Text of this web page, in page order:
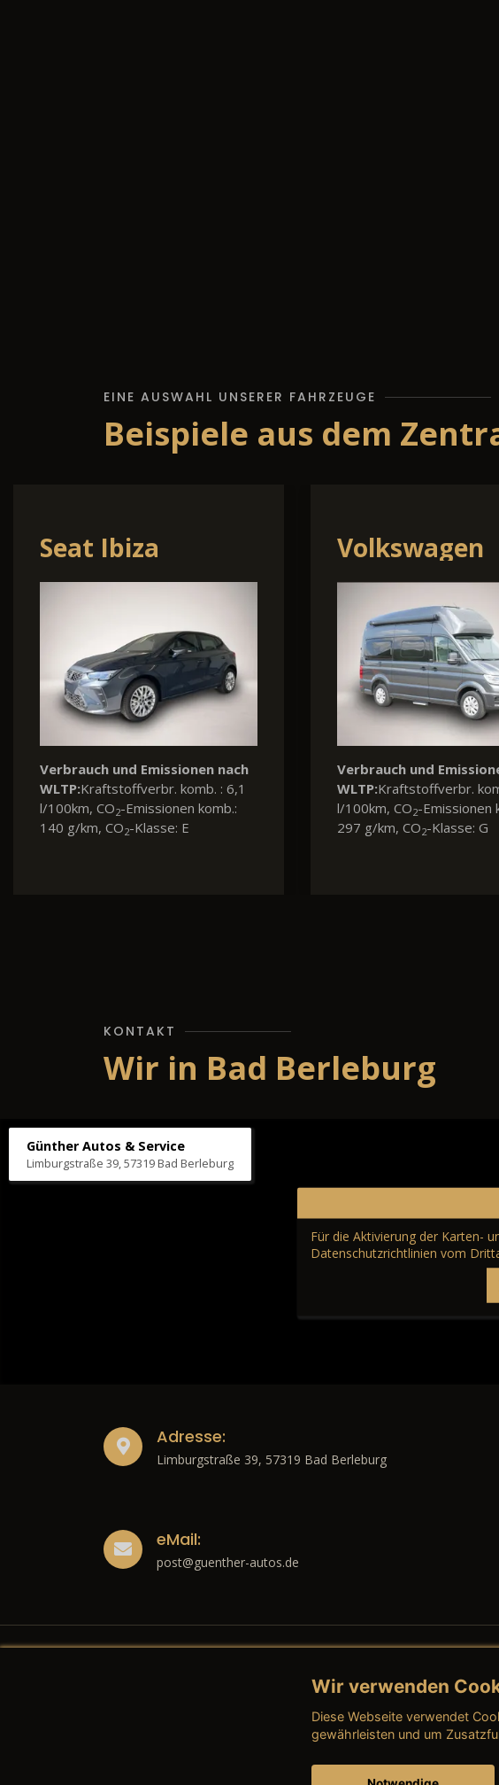
EINE AUSWAHL UNSERER FAHRZEUGE
Beispiele aus dem
Volkswagen T7
California
Verbrauch und Emissionen nach
WLTP:Kraftstoffverbr. komb. : 6,9
l/100km, CO2-Emissionen komb.:
181 g/km, CO2-Klasse: G
Kia Stonic
Verbrauch und
WLTP:Kraftstoffverbr.
l/100km, CO2-Emissionen
128 g/km, CO2-Klasse: D
KONTAKT
Wir in Bad Berleburg
Günther Autos & Service
Limburgstraße 39, 57319 Bad Berleburg
Für die Aktivierung der Karten-
Datenschutzrichtlinien vom
Adresse:
Limburgstraße 39, 57319 Bad Berleburg
eMail:
post@guenther-autos.de
Rechtliches
→ Impressum
Wir verwenden
Diese Webseite verwendet
gewährleisten und um